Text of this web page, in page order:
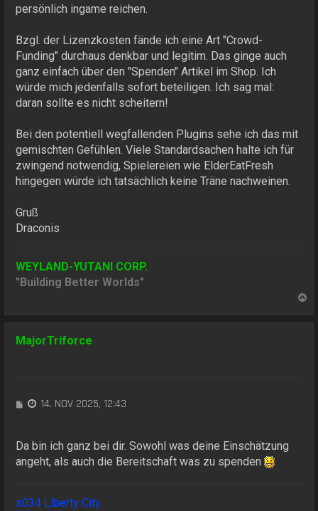
persönlich ingame reichen.
Bzgl. der Lizenzkosten fände ich eine Art "Crowd-
Funding" durchaus denkbar und legitim. Das ginge auch
ganz einfach über den "Spenden" Artikel im Shop. Ich
würde mich jedenfalls sofort beteiligen. Ich sag mal:
daran sollte es nicht scheitern!
Bei den potentiell wegfallenden Plugins sehe ich das mit
gemischten Gefühlen. Viele Standardsachen halte ich für
zwingend notwendig, Spielereien wie ElderEatFresh
hingegen würde ich tatsächlich keine Träne nachweinen.
Gruß
Draconis
WEYLAND-YUTANI CORP.
"Building Better Worlds"
MajorTriforce
B
t
r
a
14. NOV 2025, 12:43
Da bin ich ganz bei dir. Sowohl was deine Einschätzung
angeht, als auch die Bereitschaft was zu spenden
s034 Liberty City